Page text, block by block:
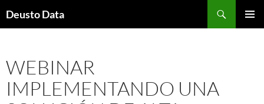
Deusto Data
WEBINAR
IMPLEMENTANDO UNA